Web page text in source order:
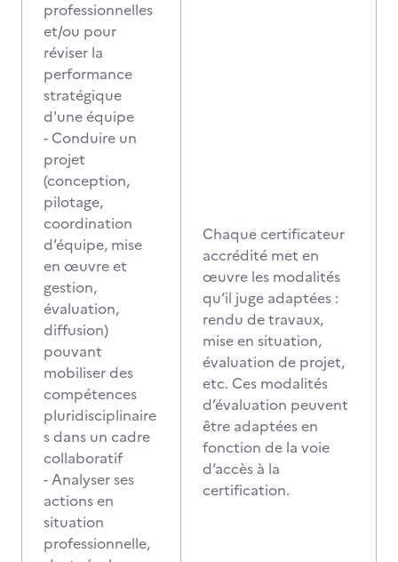
professionnelles
et/ou pour
réviser la
performance
stratégique
d'une équipe
- Conduire un
projet
(conception,
pilotage,
coordination
d’équipe, mise
en œuvre et
gestion,
évaluation,
diffusion)
pouvant
mobiliser des
compétences
pluridisciplinaire
s dans un cadre
collaboratif
- Analyser ses
actions en
situation
professionnelle,
Chaque certificateur
accrédité met en
œuvre les modalités
qu’il juge adaptées :
rendu de travaux,
mise en situation,
évaluation de projet,
etc. Ces modalités
d’évaluation peuvent
être adaptées en
fonction de la voie
d’accès à la
certification.